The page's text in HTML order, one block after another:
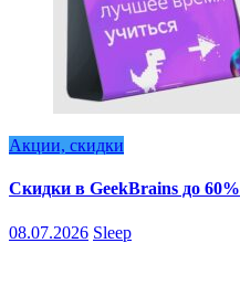
Акции, скидки
Скидки в GeekBrains до 60%
08.07.2026 Sleep